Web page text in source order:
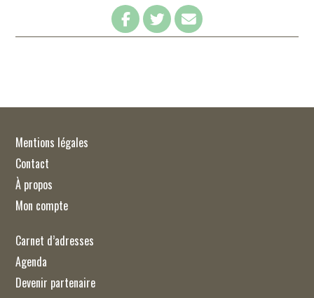
Mentions légales
Contact
À propos
Mon compte
Carnet d’adresses
Agenda
Devenir partenaire